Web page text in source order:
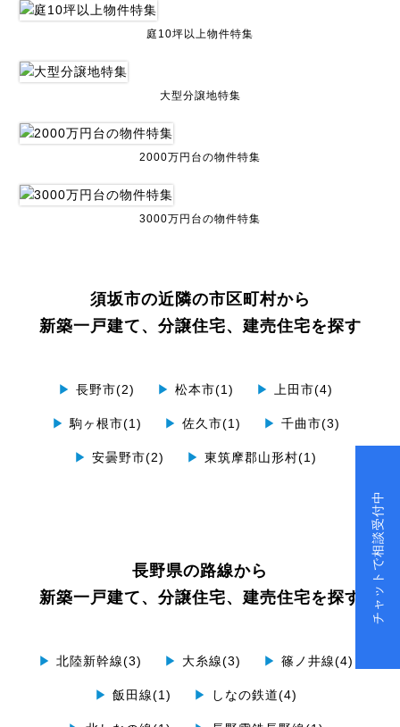
庭10坪以上物件特集
大型分譲地特集
2000万円台の物件特集
3000万円台の物件特集
須坂市の近隣の市区町村から
新築一戸建て、分譲住宅、建売住宅を探す
▶ 長野市(2) ▶ 松本市(1) ▶ 上田市(4)
▶ 駒ヶ根市(1) ▶ 佐久市(1) ▶ 千曲市(3)
▶ 安曇野市(2) ▶ 東筑摩郡山形村(1)
長野県の路線から
新築一戸建て、分譲住宅、建売住宅を探す
▶ 北陸新幹線(3) ▶ 大糸線(3) ▶ 篠ノ井線(4)
▶ 飯田線(1) ▶ しなの鉄道(4)
チャットで相談受付中